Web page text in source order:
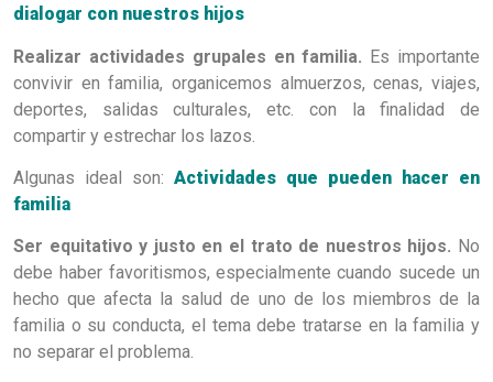
dialogar con nuestros hijos
Realizar actividades grupales en familia. Es importante
convivir en familia, organicemos almuerzos, cenas, viajes,
deportes, salidas culturales, etc. con la finalidad de
compartir y estrechar los lazos.
Algunas ideal son: Actividades que pueden hacer en
familia
Ser equitativo y justo en el trato de nuestros hijos. No
debe haber favoritismos, especialmente cuando sucede un
hecho que afecta la salud de uno de los miembros de la
familia o su conducta, el tema debe tratarse en la familia y
no separar el problema.